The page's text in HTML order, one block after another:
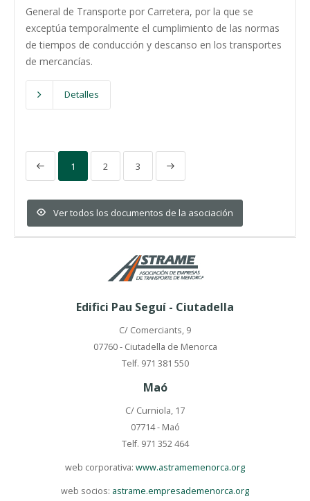
General de Transporte por Carretera, por la que se
exceptúa temporalmente el cumplimiento de las normas
de tiempos de conducción y descanso en los transportes
de mercancías.
Detalles
1 2 3
Ver todos los documentos de la asociación
Edifici Pau Seguí - Ciutadella
C/ Comerciants, 9
07760 - Ciutadella de Menorca
Telf. 971 381 550
Maó
C/ Curniola, 17
07714 - Maó
Telf. 971 352 464
web corporativa: www.astramemenorca.org
web socios: astrame.empresademenorca.org